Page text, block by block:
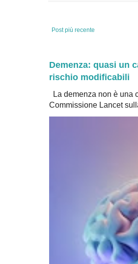
Post più recente
Demenza: quasi un
rischio modificabili
La demenza non è una
Commissione Lancet